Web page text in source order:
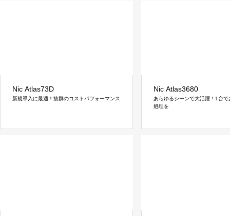
Nic Atlas73D
新規導入に最適！抜群のコストパフォーマンス
Nic Atlas3680
あらゆるシーンで大活躍！1台で
処理を